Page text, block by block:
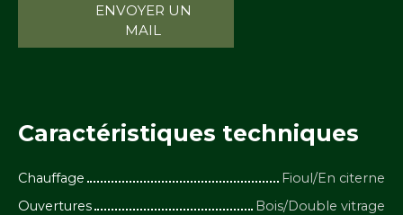
ENVOYER UN
MAIL
Caractéristiques techniques
Chauffage
Fioul/En citerne
Ouvertures
Bois/Double vitrage